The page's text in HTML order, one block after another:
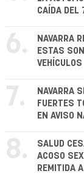
CAÍDA
6.
NAVARRA
ESTAS
VEHÍCULOS
7.
NAVARRA
FUERTES
EN AVISO
8.
SALUD
ACOSO
REMITIDA